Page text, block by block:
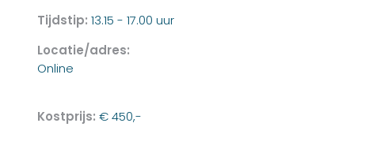
Tijdstip: 13.15 - 17.00 uur
Locatie/adres:
Online
Kostprijs: € 450,-